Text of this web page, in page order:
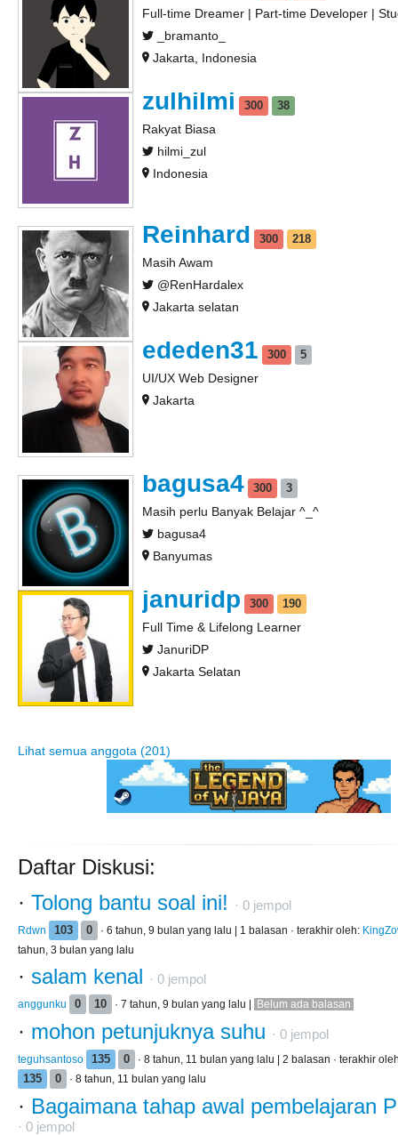
Full-time Dreamer | Part-time Developer |
_bramanto_
Jakarta, Indonesia
zulhilmi 300 38
Rakyat Biasa
hilmi_zul
Indonesia
Reinhard 300 218
Masih Awam
@RenHardalex
Jakarta selatan
ededen31 300 5
UI/UX Web Designer
Jakarta
bagusa4 300 3
Masih perlu Banyak Belajar ^_^
bagusa4
Banyumas
januridp 300 190
Full Time & Lifelong Learner
JanuriDP
Jakarta Selatan
Lihat semua anggota (201)
Daftar Diskusi:
· Tolong bantu soal ini! · 0 jempol
Rdwn 103 0 · 6 tahun, 9 bulan yang lalu | 1 balasan · terakhir oleh:
tahun, 3 bulan yang lalu
· salam kenal · 0 jempol
anggunku 0 10 · 7 tahun, 9 bulan yang lalu | Belum ada balasan
· mohon petunjuknya suhu · 0 jempol
teguhsantoso 135 0
· 8 tahun, 11 bulan yang lalu | 2 balasan · terakhir
135
0 · 8 tahun, 11 bulan yang lalu
· Bagaimana tahap awal pembelajaran
· 0 jempol